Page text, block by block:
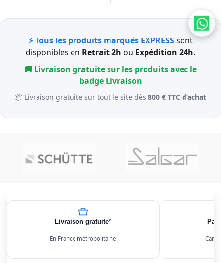
⚡ Tous les produits marqués EXPRESSsont
disponibles en Retrait 2h ou Expédition 24h.
🚚 Livraison gratuite sur les produits avec le
badge Livraison
📦 Livraison gratuite sur tout le site dès 800 € TTC d’achat
Livraison gratuite*
En France métropolitaine